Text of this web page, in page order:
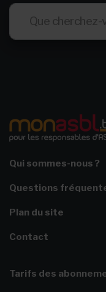
Qui sommes-nous ?
Questions
Plan du site
Contact
Tarifs des